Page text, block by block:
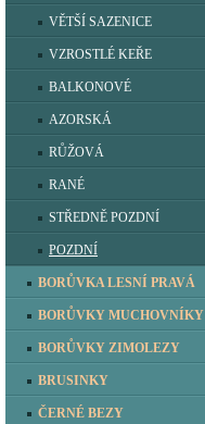
VĚTŠÍ SAZENICE
VZROSTLÉ KEŘE
BALKONOVÉ
AZORSKÁ
RŮŽOVÁ
RANÉ
STŘEDNĚ POZDNÍ
POZDNÍ
BORŮVKA LESNÍ PRAVÁ
BORŮVKY MUCHOVNÍKY
BORŮVKY ZIMOLEZY
BRUSINKY
ČERNÉ BEZY